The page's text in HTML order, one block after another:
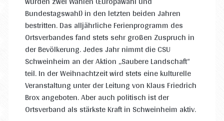
Bundestagswahl) in den letzten beiden Jahren
bestritten. Das alljährliche Ferienprogramm des
Ortsverbandes fand stets sehr großen Zuspruch in
der Bevölkerung. Jedes Jahr nimmt die CSU
Schweinheim an der Aktion „Saubere Landschaft“
teil. In der Weihnachtzeit wird stets eine kulturelle
Veranstaltung unter der Leitung von Klaus Friedrich
Brox angeboten. Aber auch politisch ist der
Ortsverband als stärkste Kraft in Schweinheim aktiv.